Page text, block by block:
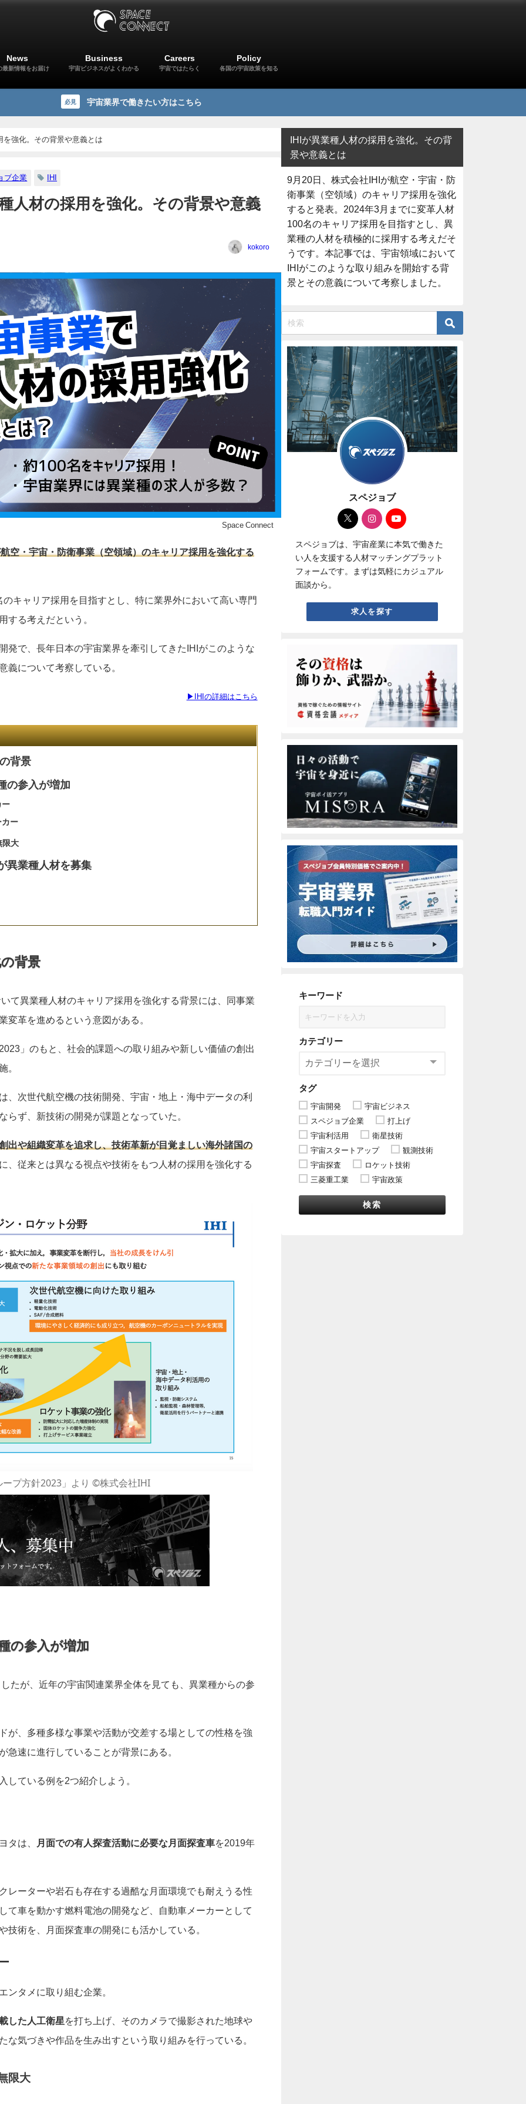
News
最新情報をお届け
Business
宇宙ビジネスがよくわかる
Careers
宇宙ではたらく
Policy
各国の宇宙政策を知る
必見 宇宙業界で働きたい方はこちら
強化。その背景や意義とは
ブ企業 IHI
人材の採用を強化。その背景や意義
kokoro
©Space Connect
空・宇宙・防衛事業（空領域）のキャリア採用を強化する
キャリア採用を目指すとし、特に業界外において高い専門
する考えだという。
発で、長年日本の宇宙業界を牽引してきたIHIがこのような
義について考察している。
▶IHIの詳細はこちら
背景
の参入が増加
ー
限大
異業種人材を募集
背景
て異業種人材のキャリア採用を強化する背景には、同事業
変革を進めるという意図がある。
」のもと、社会的課題への取り組みや新しい価値の創出
。
、次世代航空機の技術開発、宇宙・地上・海中データの利
らず、新技術の開発が課題となっていた。
出や組織変革を追求し、技術革新が目覚ましい海外諸国の
、従来とは異なる視点や技術をもつ人材の採用を強化する
ープ方針2023」より ©株式会社IHI
の参入が増加
たが、近年の宇宙関連業界全体を見ても、異業種からの参
が、多種多様な事業や活動が交差する場としての性格を強
急速に進行していることが背景にある。
している例を2つ紹介しよう。
タは、 月面での有人探査活動に必要な月面探査車を2019年
レーターや岩石も存在する過酷な月面環境でも耐えうる性
て車を動かす燃料電池の開発など、自動車メーカーとして
技術を、月面探査車の開発にも活かしている。
ンタメに取り組む企業。
した人工衛星を打ち上げ、そのカメラで撮影された地球や
な気づきや作品を生み出すという取り組みを行っている。
限大
IHIが異業種人材の採用を強化。その背
景や意義とは
9月20日、株式会社IHIが航空・宇宙・防
衛事業（空領域）のキャリア採用を強化
すると発表。2024年3月までに変革人材
100名のキャリア採用を目指すとし、異
業種の人材を積極的に採用する考えだそ
うです。本記事では、宇宙領域において
IHIがこのような取り組みを開始する背
景とその意義について考察しました。
スペジョブ
スペジョブは、宇宙産業に本気で働きた
い人を支援する人材マッチングプラット
フォームです。まずは気軽にカジュアル
面談から。
求人を探す
キーワード
カテゴリー
タグ
宇宙開発
宇宙ビジネス
スペジョブ企業
打上げ
宇宙利活用
衛星技術
宇宙スタートアップ
観測技術
宇宙探査
ロケット技術
三菱重工業
宇宙政策
検索